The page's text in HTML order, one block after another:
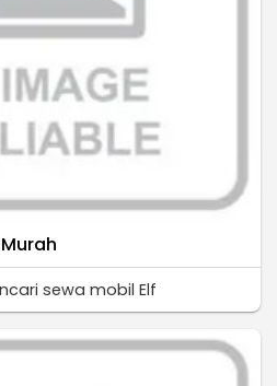
sewa mobil Elf